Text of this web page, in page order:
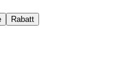
Rabatt